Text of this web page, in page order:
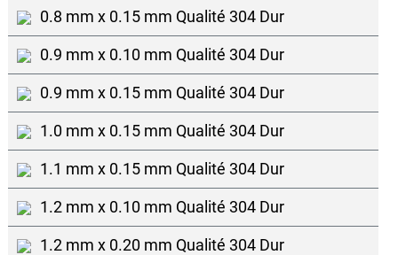
0.8 mm x 0.15 mm Qualité 304 Dur
0.9 mm x 0.10 mm Qualité 304 Dur
0.9 mm x 0.15 mm Qualité 304 Dur
1.0 mm x 0.15 mm Qualité 304 Dur
1.1 mm x 0.15 mm Qualité 304 Dur
1.2 mm x 0.10 mm Qualité 304 Dur
1.2 mm x 0.20 mm Qualité 304 Dur